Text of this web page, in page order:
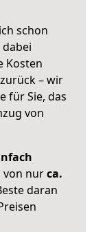
schon
Kosten
– wir
für Sie, das
von
von nurca.
daran